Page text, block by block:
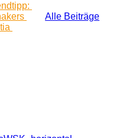
Alle Beiträge